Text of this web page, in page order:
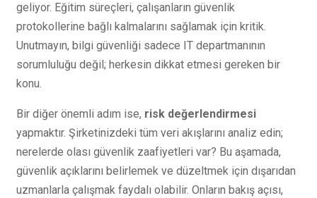
geliyor. Eğitim süreçleri, çalışanların güvenlik
protokollerine bağlı kalmalarını sağlamak için kritik.
Unutmayın, bilgi güvenliği sadece IT departmanının
sorumluluğu değil; herkesin dikkat etmesi gereken bir
konu.
Bir diğer önemli adım ise, risk değerlendirmesi
yapmaktır. Şirketinizdeki tüm veri akışlarını analiz edin;
nerelerde olası güvenlik zaafiyetleri var? Bu aşamada,
güvenlik açıklarını belirlemek ve düzeltmek için dışarıdan
uzmanlarla çalışmak faydalı olabilir. Onların bakış açısı,